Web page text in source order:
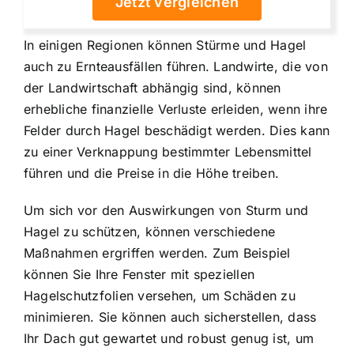
In einigen Regionen können Stürme und Hagel
auch zu Ernteausfällen führen. Landwirte, die von
der Landwirtschaft abhängig sind, können
erhebliche finanzielle Verluste erleiden, wenn ihre
Felder durch Hagel beschädigt werden. Dies kann
zu einer Verknappung bestimmter Lebensmittel
führen und die Preise in die Höhe treiben.
Um sich vor den Auswirkungen von Sturm und
Hagel zu schützen, können verschiedene
Maßnahmen ergriffen werden. Zum Beispiel
können Sie Ihre Fenster mit speziellen
Hagelschutzfolien versehen, um Schäden zu
minimieren. Sie können auch sicherstellen, dass
Ihr Dach gut gewartet und robust genug ist, um